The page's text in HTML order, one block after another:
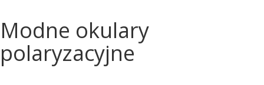
Modne okulary
polaryzacyjne